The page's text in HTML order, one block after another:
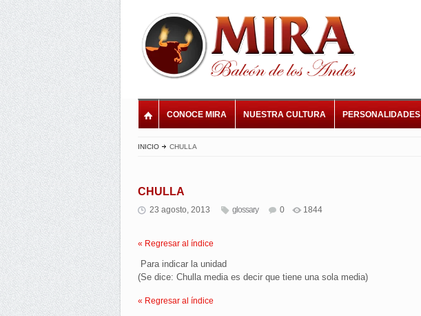
CONOCE MIRA NUESTRA CULTURA PERSONALIDADES
INICIO CHULLA
CHULLA
23 agosto, 2013 glossary 0 1844
« Regresar al índice
Para indicar la unidad
(Se dice: Chulla media es decir que tiene una sola media)
« Regresar al índice